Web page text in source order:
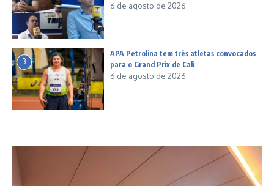
6 de agosto de 2026
3
APA Petrolina tem três atletas convocados
para o Grand Prix de Cali
6 de agosto de 2026